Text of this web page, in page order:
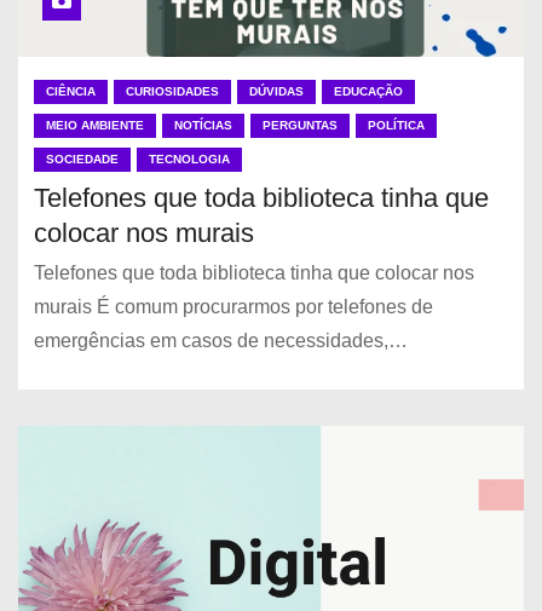
CIÊNCIA CURIOSIDADES DÚVIDAS EDUCAÇÃO
MEIO AMBIENTE NOTÍCIAS PERGUNTAS POLÍTICA
SOCIEDADE TECNOLOGIA
Telefones que toda biblioteca tinha que
colocar nos murais
Telefones que toda biblioteca tinha que colocar nos
murais É comum procurarmos por telefones de
emergências em casos de necessidades,…